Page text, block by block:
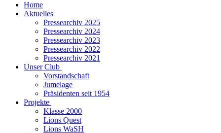
Home
Aktuelles
Pressearchiv 2025
Pressearchiv 2024
Pressearchiv 2023
Pressearchiv 2022
Pressearchiv 2021
Unser Club
Vorstandschaft
Jumelage
Präsidenten seit 1954
Projekte
Klasse 2000
Lions Quest
Lions WaSH